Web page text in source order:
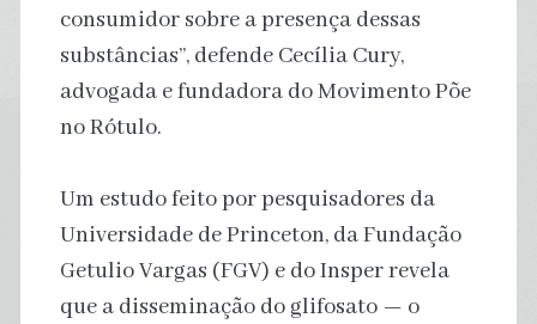
consumidor sobre a presença dessas
substâncias”, defende Cecília Cury,
advogada e fundadora do Movimento Põe
no Rótulo.
Um estudo feito por pesquisadores da
Universidade de Princeton, da Fundação
Getulio Vargas (FGV) e do Insper revela
que a disseminação do glifosato — o